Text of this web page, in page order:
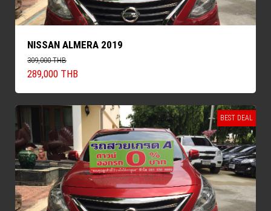
NISSAN ALMERA 2019
309,000 THB
289,000 THB
BEST DEAL